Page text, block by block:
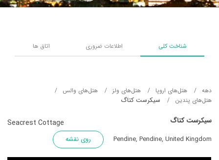
شناخت کلی اطلاعات ضروری اتاق ها
دهه هتل‌های اروپا هتل‌های ولز
هتل‌های والس
هتل‌های پندین
سیکرست کتاگ
سیکرست کتاگ Seacrest Cottage
Pendine, Pendine, United Kingdom روی نقشه